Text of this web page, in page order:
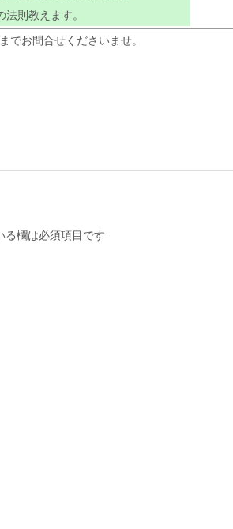
則教えます。
でお問合せくださいませ。
る欄は必須項目です